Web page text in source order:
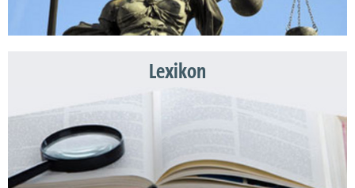
Lexikon